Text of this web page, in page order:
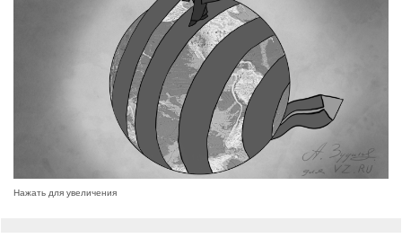
Нажать для увеличения